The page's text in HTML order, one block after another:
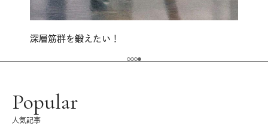
深層筋群を鍛えたい！
Popular
人気記事